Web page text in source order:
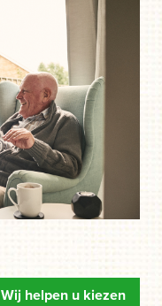
Wij helpen u kiezen